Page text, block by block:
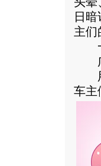
日
主们
一
广
用
车主